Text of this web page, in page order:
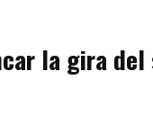
la gira